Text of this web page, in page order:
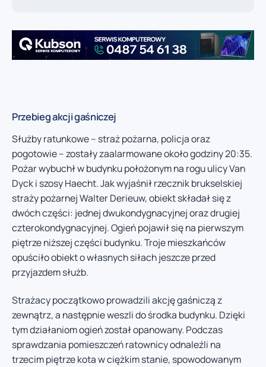
Przebieg akcji gaśniczej
Służby ratunkowe – straż pożarna, policja oraz
pogotowie – zostały zaalarmowane około godziny 20:35.
Pożar wybuchł w budynku położonym na rogu ulicy Van
Dyck i szosy Haecht. Jak wyjaśnił rzecznik brukselskiej
straży pożarnej Walter Derieuw, obiekt składał się z
dwóch części: jednej dwukondygnacyjnej oraz drugiej
czterokondygnacyjnej. Ogień pojawił się na pierwszym
piętrze niższej części budynku. Troje mieszkańców
opuściło obiekt o własnych siłach jeszcze przed
przyjazdem służb.
Strażacy początkowo prowadzili akcję gaśniczą z
zewnątrz, a następnie weszli do środka budynku. Dzięki
tym działaniom ogień został opanowany. Podczas
sprawdzania pomieszczeń ratownicy odnaleźli na
trzecim piętrze kota w ciężkim stanie, spowodowanym